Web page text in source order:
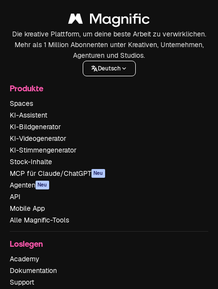
Die kreative Plattform, um deine beste Arbeit zu verwirklichen.
Mehr als 1 Million Abonnenten unter Kreativen, Unternehmen,
Agenturen und Studios.
Deutsch
Produkte
Spaces
KI-Assistent
KI-Bildgenerator
KI-Videogenerator
KI-Stimmengenerator
Stock-Inhalte
MCP für Claude/ChatGPT Neu
Agenten Neu
API
Mobile App
Alle Magnific-Tools
Loslegen
Academy
Dokumentation
Support